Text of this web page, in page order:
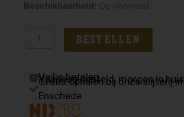
Beschikbaarheid: Op voorraad
Mortlach
aantal
BESTELLEN
Veilig betalen
Vandaag besteld, morgen in huis
Gratis ophalen bij onze slijterij in
Enschede